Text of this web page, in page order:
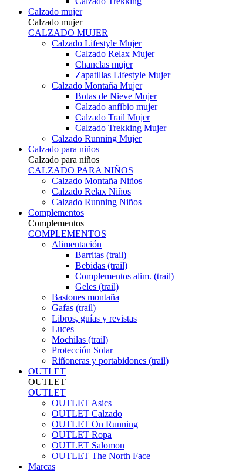
Calzado mujer
Calzado mujer
CALZADO MUJER
Calzado Lifestyle Mujer
Calzado Relax Mujer
Chanclas mujer
Zapatillas Lifestyle Mujer
Calzado Montaña Mujer
Botas de Nieve Mujer
Calzado anfibio mujer
Calzado Trail Mujer
Calzado Trekking Mujer
Calzado Running Mujer
Calzado para niños
Calzado para niños
CALZADO PARA NIÑOS
Calzado Montaña Niños
Calzado Relax Niños
Calzado Running Niños
Complementos
Complementos
COMPLEMENTOS
Alimentación
Barritas (trail)
Bebidas (trail)
Complementos alim. (trail)
Geles (trail)
Bastones montaña
Gafas (trail)
Libros, guías y revistas
Luces
Mochilas (trail)
Protección Solar
Riñoneras y portabidones (trail)
OUTLET
OUTLET
OUTLET
OUTLET Asics
OUTLET Calzado
OUTLET On Running
OUTLET Ropa
OUTLET Salomon
OUTLET The North Face
Marcas